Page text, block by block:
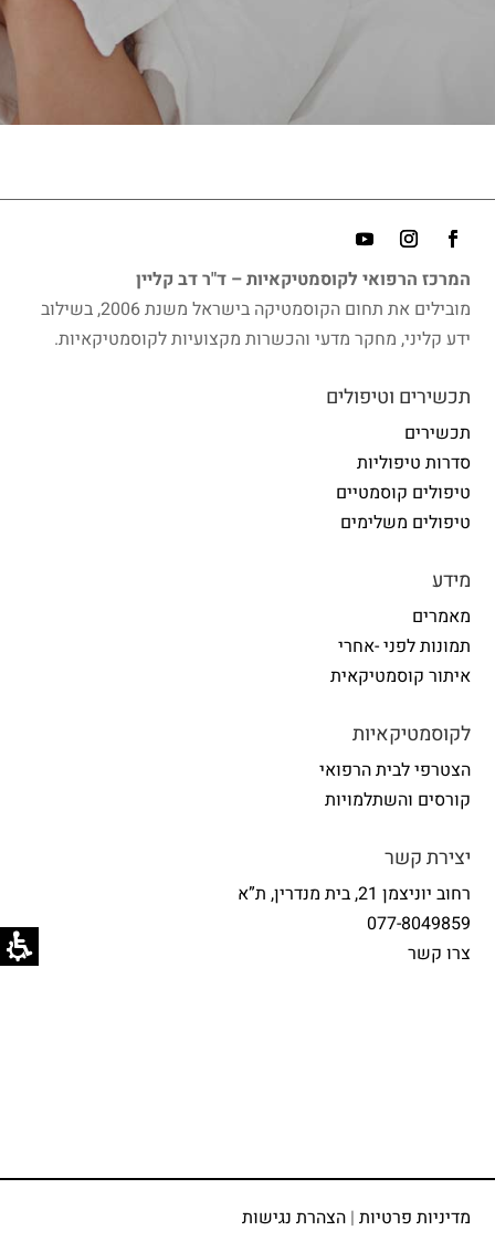
המרכז הרפואי לקוסמטיקאיות – ד"ר דב קליין
מובילים את תחום הקוסמטיקה בישראל משנת 2006, בשילוב
ידע קליני, מחקר מדעי והכשרות מקצועיות לקוסמטיקאיות.
תכשירים וטיפולים
תכשירים
סדרות טיפוליות
טיפולים קוסמטיים
טיפולים משלימים
מידע
מאמרים
תמונות לפני -אחרי
איתור קוסמטיקאית
לקוסמטיקאיות
הצטרפי לבית הרפואי
קורסים והשתלמויות
יצירת קשר
רחוב יוניצמן 21, בית מנדרין, ת”א
077-8049859
צרו קשר
מדיניות פרטיות |הצהרת נגישות